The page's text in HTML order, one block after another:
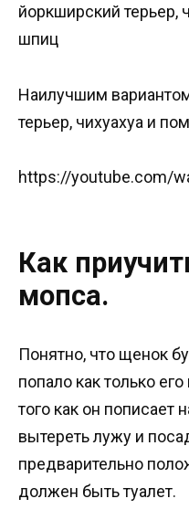
йоркширский терьер,
шпиц
Наилучшим
терьер, чихуахуа и
https://youtube.com/
Как
мопса.
Понятно, что щенок
попало как только
того как он пописает
вытереть лужу и
предварительно
должен быть туалет.